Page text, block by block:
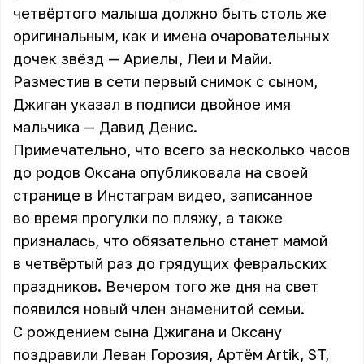
четвёртого малыша должно быть столь же
оригинальным, как и имена очаровательных
дочек звёзд — Ариелы, Леи и Майи.
Разместив в сети первый снимок с сыном,
Джиган указал в подписи двойное имя
мальчика — Давид Денис.
Примечательно, что всего за несколько часов
до родов Оксана опубликовала на своей
странице в Инстаграм видео, записанное
во время прогулки по пляжу, а также
призналась, что обязательно станет мамой
в четвёртый раз до грядущих февральских
праздников. Вечером того же дня на свет
появился новый член знаменитой семьи.
С рождением сына Джигана и Оксану
поздравили Леван Горозия, Артём Artik, ST,